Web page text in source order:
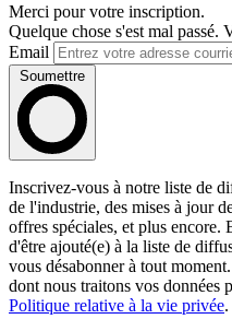
Merci pour votre inscription.
Quelque chose s'est mal passé.
Email
Soumettre
Inscrivez-vous à notre liste de
de l'industrie, des mises à jour
offres spéciales, et plus encore.
d'être ajouté(e) à la liste de
vous désabonner à tout
dont nous traitons vos données
Politique relative à la vie privée.